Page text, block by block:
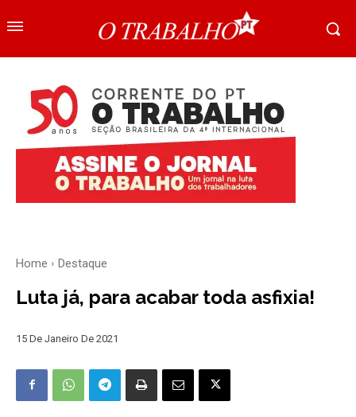
Home Destaque
Luta já, para acabar toda asfixia!
15 De Janeiro De 2021